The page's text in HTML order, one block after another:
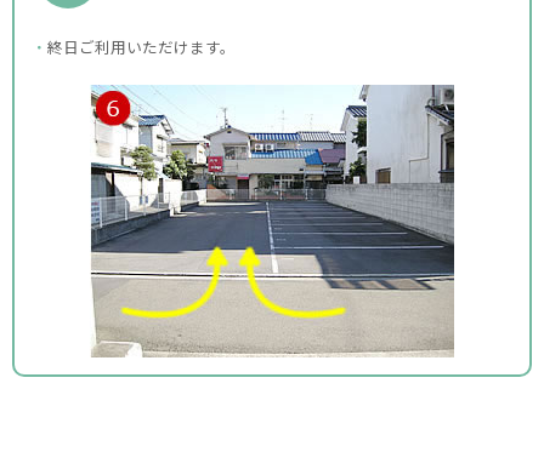
終日ご利用いただけます。